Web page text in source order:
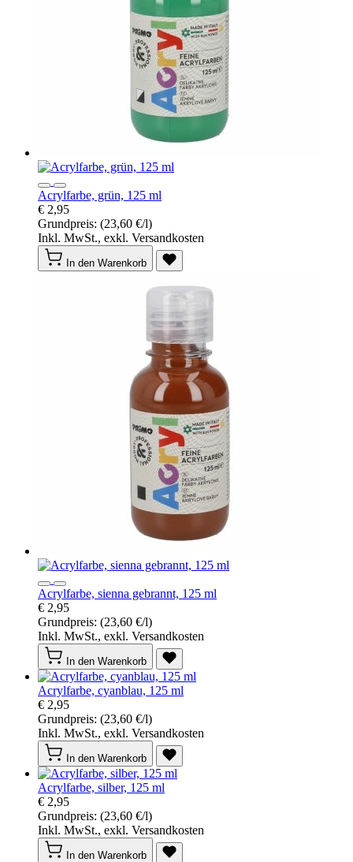
Acrylfarbe, grün, 125 ml
€ 2,95
Grundpreis: (23,60 €/l)
Inkl. MwSt., exkl. Versandkosten
In den Warenkorb
Acrylfarbe, sienna gebrannt, 125 ml
€ 2,95
Grundpreis: (23,60 €/l)
Inkl. MwSt., exkl. Versandkosten
In den Warenkorb
Acrylfarbe, cyanblau, 125 ml
€ 2,95
Grundpreis: (23,60 €/l)
Inkl. MwSt., exkl. Versandkosten
In den Warenkorb
Acrylfarbe, silber, 125 ml
€ 2,95
Grundpreis: (23,60 €/l)
Inkl. MwSt., exkl. Versandkosten
In den Warenkorb